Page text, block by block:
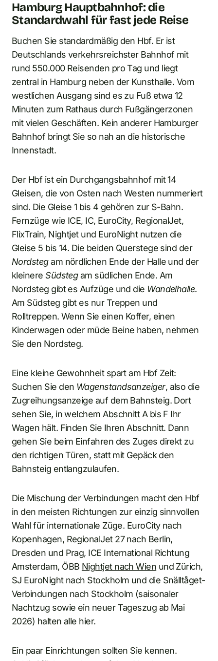
Hamburg Hauptbahnhof: die
Standardwahl für fast jede Reise
Buchen Sie standardmäßig den Hbf. Er ist
Deutschlands verkehrsreichster Bahnhof mit
rund 550.000 Reisenden pro Tag und liegt
zentral in Hamburg neben der Kunsthalle. Vom
westlichen Ausgang sind es zu Fuß etwa 12
Minuten zum Rathaus durch Fußgängerzonen
mit vielen Geschäften. Kein anderer Hamburger
Bahnhof bringt Sie so nah an die historische
Innenstadt.
Der Hbf ist ein Durchgangsbahnhof mit 14
Gleisen, die von Osten nach Westen nummeriert
sind. Die Gleise 1 bis 4 gehören zur S-Bahn.
Fernzüge wie ICE, IC, EuroCity, RegionalJet,
FlixTrain, Nightjet und EuroNight nutzen die
Gleise 5 bis 14. Die beiden Querstege sind der
Nordstegam nördlichen Ende der Halle und der
kleinereSüdstegam südlichen Ende. Am
Nordsteg gibt es Aufzüge und die Wandelhalle.
Am Südsteg gibt es nur Treppen und
Rolltreppen. Wenn Sie einen Koffer, einen
Kinderwagen oder müde Beine haben, nehmen
Sie den Nordsteg.
Eine kleine Gewohnheit spart am Hbf Zeit:
Suchen Sie den Wagenstandsanzeiger, also die
Zugreihungsanzeige auf dem Bahnsteig. Dort
sehen Sie, in welchem Abschnitt A bis F Ihr
Wagen hält. Finden Sie Ihren Abschnitt. Dann
gehen Sie beim Einfahren des Zuges direkt zu
den richtigen Türen, statt mit Gepäck den
Bahnsteig entlangzulaufen.
Die Mischung der Verbindungen macht den Hbf
in den meisten Richtungen zur einzig sinnvollen
Wahl für internationale Züge. EuroCity nach
Kopenhagen, RegionalJet 27 nach Berlin,
Dresden und Prag, ICE International Richtung
Amsterdam, ÖBB Nightjet nach Wien und Zürich,
SJ EuroNight nach Stockholm und die Snälltåget-
Verbindungen nach Stockholm (saisonaler
Nachtzug sowie ein neuer Tageszug ab Mai
2026) halten alle hier.
Ein paar Einrichtungen sollten Sie kennen.